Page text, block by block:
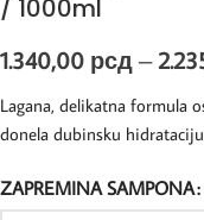
/ 1000ml
1.340,00 рсд –
Lagana, delikatna formula
donela dubinsku
ZAPREMINA SAMPONA